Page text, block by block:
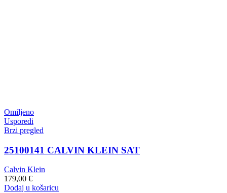
Omiljeno
Usporedi
Brzi pregled
25100141 CALVIN KLEIN SAT
Calvin Klein
179,00 €
Dodaj u košaricu